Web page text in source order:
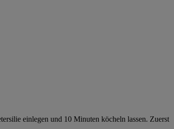
einlegen und 10 Minuten köcheln lassen. Zuerst